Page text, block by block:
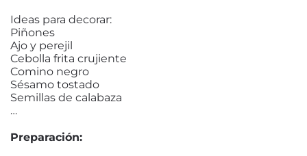
Ideas para decorar:
Piñones
Ajo y perejil
Cebolla frita crujiente
Comino negro
Sésamo tostado
Semillas de calabaza
…
Preparación: